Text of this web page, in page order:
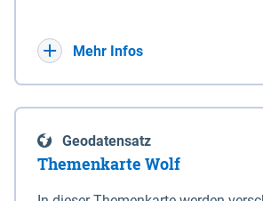
Deichbehörde durch Verordnung
enthalten. Sperrwerke Sperrwerke sind Bauwerke
mit Sperrvorrichtungen in
Mehr Infos
Geodatensatz
Themenkarte Wolf